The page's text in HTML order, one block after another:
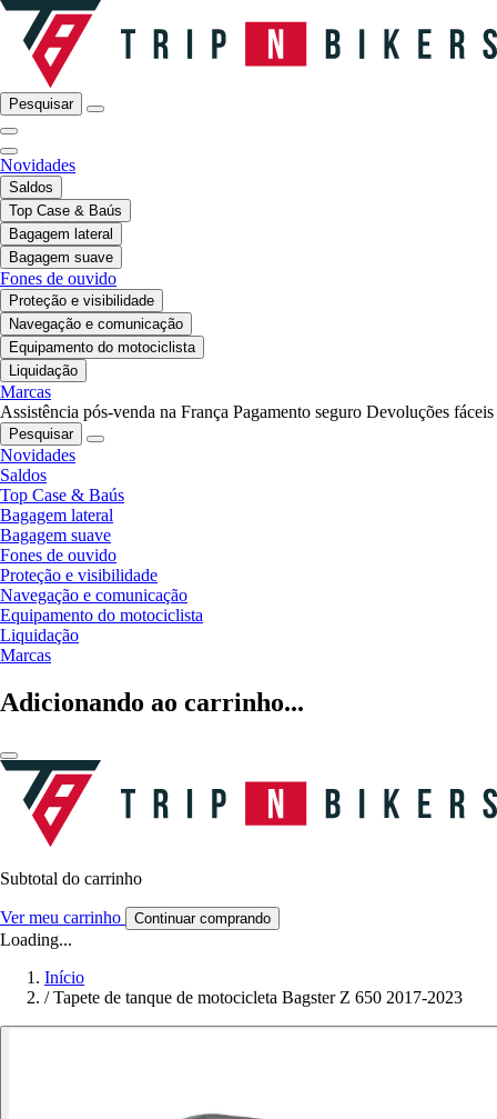
Pesquisar
Novidades
Saldos
Top Case & Baús
Bagagem lateral
Bagagem suave
Fones de ouvido
Proteção e visibilidade
Navegação e comunicação
Equipamento do motociclista
Liquidação
Marcas
Assistência pós-venda na França Pagamento seguro Devoluções fáceis
Pesquisar
Novidades
Saldos
Top Case & Baús
Bagagem lateral
Bagagem suave
Fones de ouvido
Proteção e visibilidade
Navegação e comunicação
Equipamento do motociclista
Liquidação
Marcas
Adicionando ao carrinho...
Subtotal do carrinho
Ver meu carrinho Continuar comprando
Loading...
Início
/ Tapete de tanque de motocicleta Bagster Z 650 2017-2023